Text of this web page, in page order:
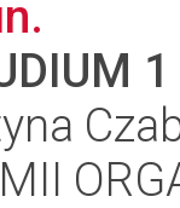
1